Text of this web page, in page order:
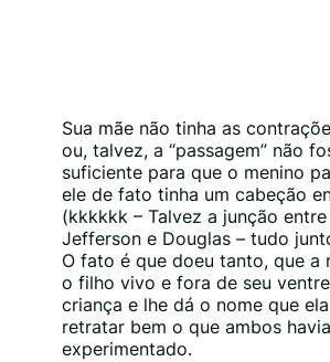
Sua mãe não tinha as
ou, talvez, a “passagem” não
suficiente para que o menino
ele de fato tinha um cabeção
(kkkkkk – Talvez a junção
Jefferson e Douglas – tudo
O fato é que doeu tanto, que a
o filho vivo e fora de seu
criança e lhe dá o nome que
retratar bem o que ambos
experimentado.